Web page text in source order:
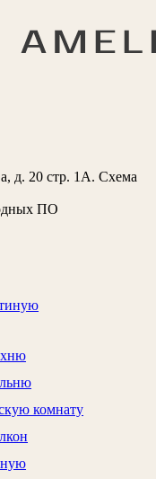
д. 20 стр. 1А. Схема
ПО
комнату